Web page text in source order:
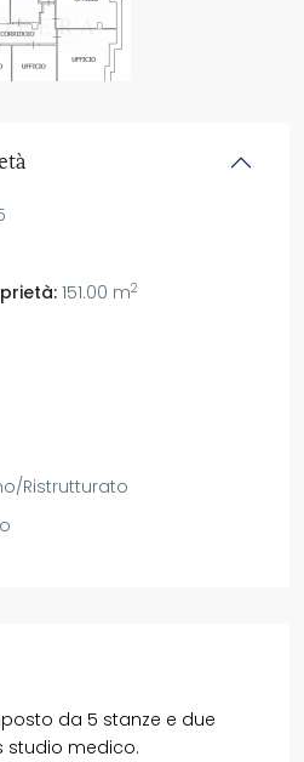
151.00 m2
Ristrutturato
da 5 stanze e due
studio medico.